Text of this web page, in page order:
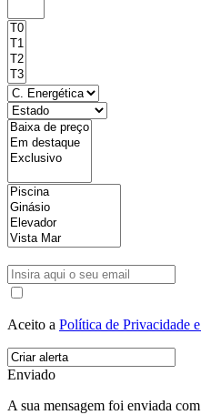
Aceito a Política de Privacidade
Enviado
A sua mensagem foi enviada com